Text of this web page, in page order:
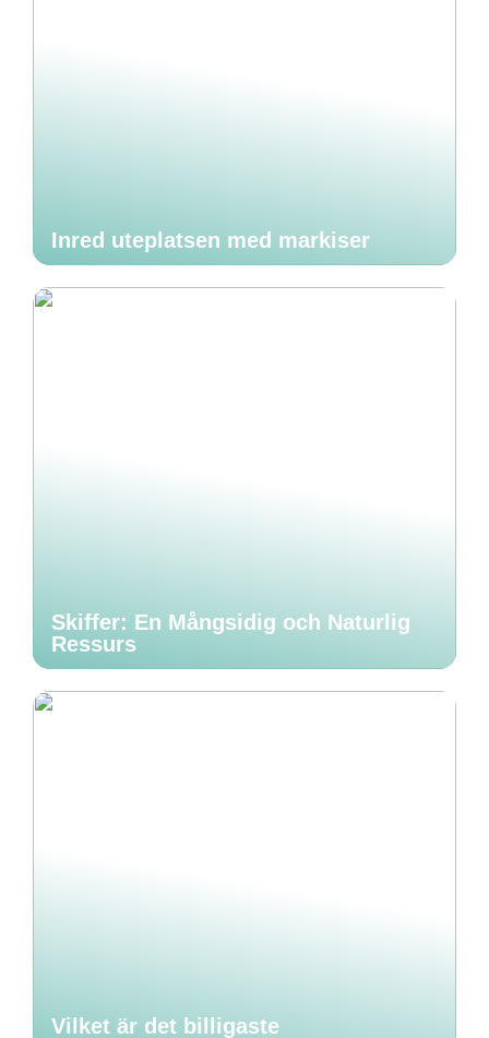
Inred uteplatsen med markiser
Skiffer: En Mångsidig och Naturlig
Ressurs
Vilket är det billigaste